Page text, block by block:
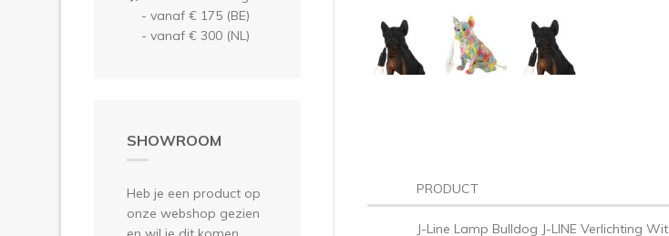
- vanaf € 175 (BE)
- vanaf € 300 (NL)
SHOWROOM
Heb je een product op
onze webshop gezien
PRODUCT
J-Line Lamp Bulldog J-LINE Verlichting Wit